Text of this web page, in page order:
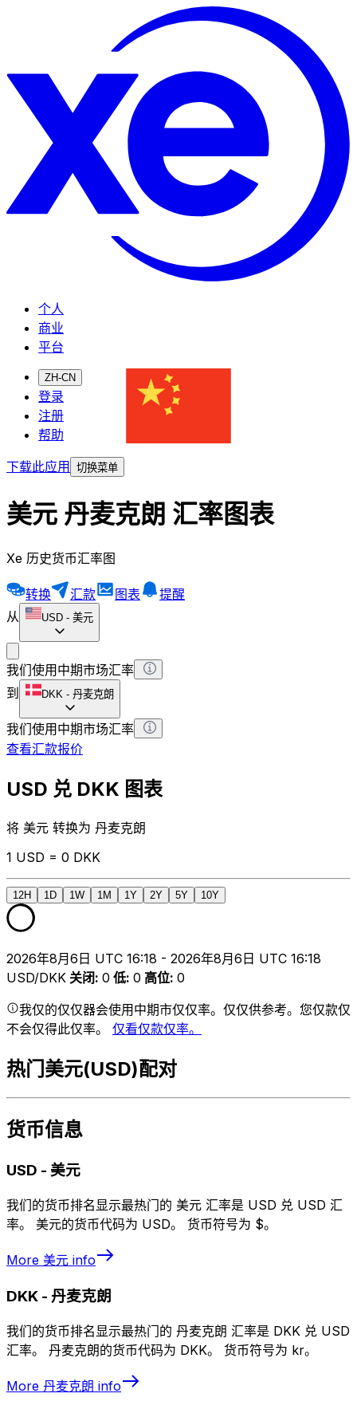
个人
商业
平台
ZH-CN
登录
注册
帮助
下载此应用
切换菜单
美元 丹麦克朗 汇率图表
Xe 历史货币汇率图
转换 汇款 图表
提醒
从
USD - 美元
我们使用中期市场汇率
到
DKK - 丹麦克朗
我们使用中期市场汇率
查看汇款报价
USD 兑 DKK 图表
将 美元 转换为 丹麦克朗
1 USD = 0 DKK
12H 1D 1W 1M 1Y 2Y 5Y 10Y
2026年8月6日 UTC 16:18 - 2026年8月6日 UTC 16:18
USD/DKK 关闭: 0 低: 0 高位: 0
我仅的仅仅器会使用中期市仅仅率。仅仅供参考。您仅款仅
不会仅得此仅率。 仅看仅款仅率。
热门美元(USD)配对
货币信息
USD - 美元
我们的货币排名显示最热门的 美元 汇率是 USD 兑 USD 汇
率。 美元的货币代码为 USD。 货币符号为 $。
More 美元 info
DKK - 丹麦克朗
我们的货币排名显示最热门的 丹麦克朗 汇率是 DKK 兑 USD
汇率。 丹麦克朗的货币代码为 DKK。 货币符号为 kr。
More 丹麦克朗 info